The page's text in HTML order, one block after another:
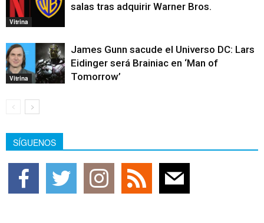
Vitrina
salas tras adquirir Warner Bros.
Vitrina
James Gunn sacude el Universo DC: Lars
Eidinger será Brainiac en ‘Man of
Tomorrow’
SÍGUENOS